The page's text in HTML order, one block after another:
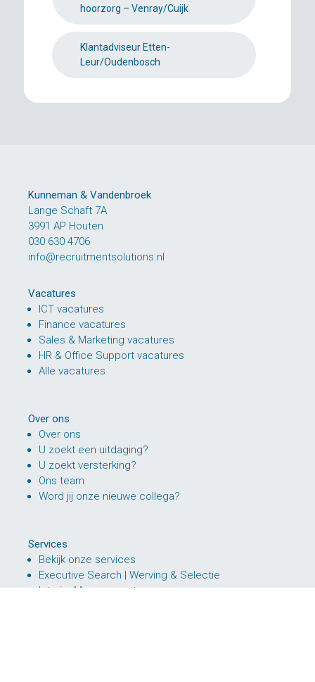
hoorzorg – Venray/Cuijk
Klantadviseur Etten-
Leur/Oudenbosch
Kunneman & Vandenbroek
Lange Schaft 7A
3991 AP Houten
030 630 4706
info@recruitmentsolutions.nl
Vacatures
ICT vacatures
Finance vacatures
Sales & Marketing vacatures
HR & Office Support vacatures
Alle vacatures
Over ons
Over ons
U zoekt een uitdaging?
U zoekt versterking?
Ons team
Word jij onze nieuwe collega?
Services
Bekijk onze services
Executive Search | Werving & Selectie
Interim Management